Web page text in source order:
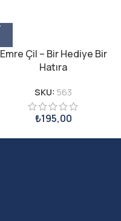
Emre Çil – Bir Hediye Bir
Hatıra
SKU: 563
₺195,00